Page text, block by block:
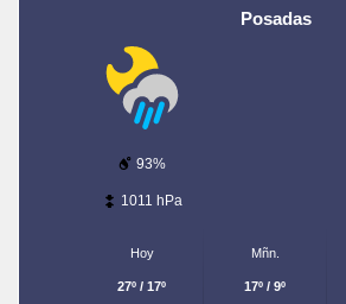
Posadas
93%
1011 hPa
Hoy
27º / 17º
Mñn.
17º / 9º